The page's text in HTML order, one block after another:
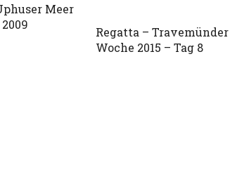
Meer
Regatta – Travemünder
Woche 2015 – Tag 8